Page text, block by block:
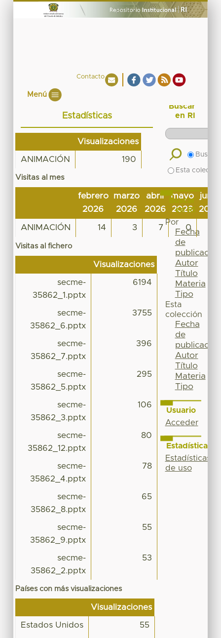
Contacto
Menú
Estadísticas
Visualizaciones
ANIMACIÓN 190
Visitas al mes
febrero
2026
marzo
2026
abril
2026
mayo
2026
junio
2026
ANIMACIÓN 14 3 7 0
Visitas al fichero
Visualizaciones
secme-
35862_1.pptx
6194
secme-
35862_6.pptx
3755
secme-
35862_7.pptx
396
secme-
35862_5.pptx
295
secme-
35862_3.pptx
106
secme-
35862_12.pptx
80
secme-
35862_4.pptx
78
secme-
35862_8.pptx
65
secme-
35862_9.pptx
55
secme-
35862_2.pptx
53
Países con más visualizaciones
Visualizaciones
Estados Unidos 55
Buscar
en RI
Buscar
Esta
Buscar
en RI
Por
Fecha
de
publicación
Autor
Título
Materia
Tipo
Esta
colección
Fecha
de
publicación
Autor
Título
Materia
Tipo
Usuario
Acceder
Estadísticas
Estadísticas
de uso